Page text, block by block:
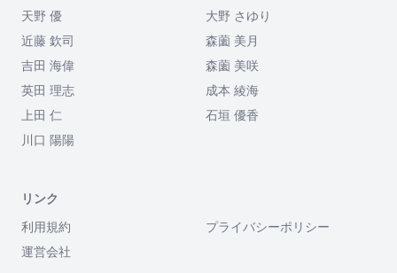
天野 優
大野 さゆり
近藤 欽司
森薗 美月
吉田 海偉
森薗 美咲
英田 理志
成本 綾海
上田 仁
石垣 優香
川口 陽陽
リンク
利用規約
プライバシーポリシー
運営会社